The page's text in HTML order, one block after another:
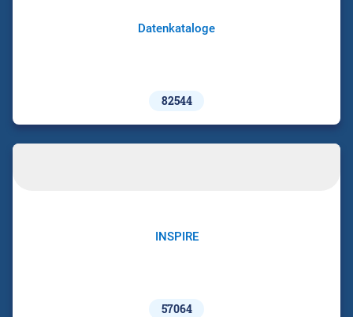
Datenkataloge
82544
INSPIRE
57064